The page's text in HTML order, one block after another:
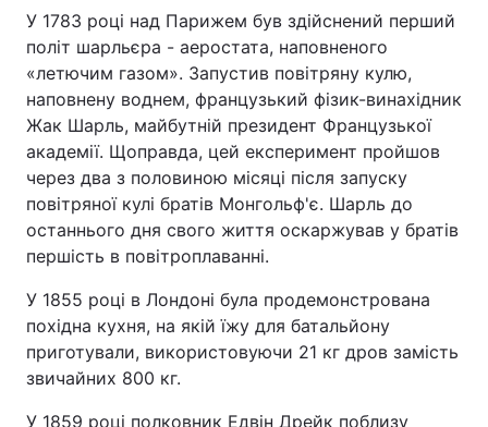
Тема оформлення
У 1783 році над Парижем був здійснений перший
політ шарльєра - аеростата, наповненого
«летючим газом». Запустив повітряну кулю,
наповнену воднем, французький фізик-винахідник
Жак Шарль, майбутній президент Французької
академії. Щоправда, цей експеримент пройшов
через два з половиною місяці після запуску
повітряної кулі братів Монгольф'є. Шарль до
останнього дня свого життя оскаржував у братів
першість в повітроплаванні.
У 1855 році в Лондоні була продемонстрована
похідна кухня, на якій їжу для батальйону
приготували, використовуючи 21 кг дров замість
звичайних 800 кг.
У 1859 році полковник Едвін Дрейк поблизу